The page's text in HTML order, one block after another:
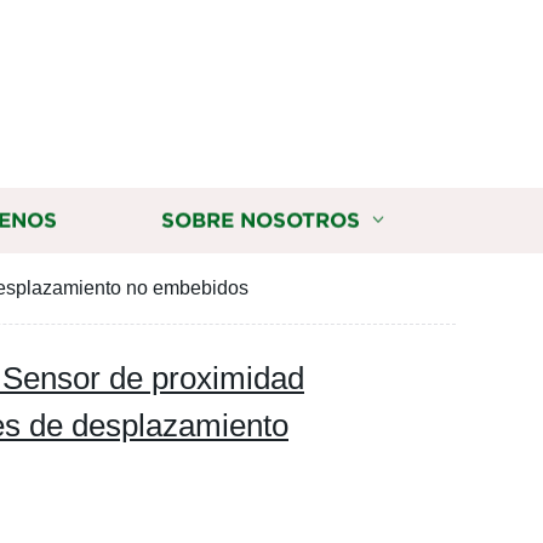
SOBRE NOSOTROS
no embebidos
de proximidad
de desplazamiento